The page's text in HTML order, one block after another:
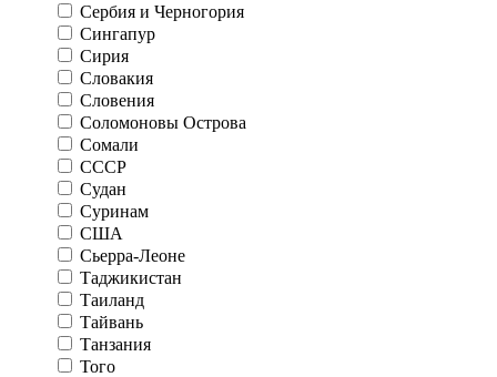
Сербия и Черногория
Сингапур
Сирия
Словакия
Словения
Соломоновы Острова
Сомали
СССР
Судан
Суринам
США
Сьерра-Леоне
Таджикистан
Таиланд
Тайвань
Танзания
Того